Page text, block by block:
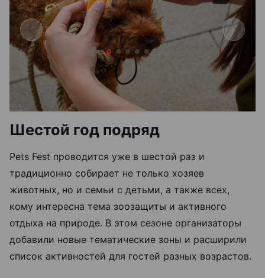
Шестой год подряд
Pets Fest проводится уже в шестой раз и
традиционно собирает не только хозяев
животных, но и семьи с детьми, а также всех,
кому интересна тема зоозащиты и активного
отдыха на природе. В этом сезоне организаторы
добавили новые тематические зоны и расширили
список активностей для гостей разных возрастов.